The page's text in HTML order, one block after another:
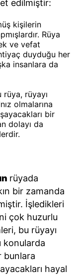
edilmiştir:
kişilerin
Rüya
ve vefat
duyduğu her
insanlara da
rüyayı
olmalarına
bir
dolayı da
rüyada
bir zamanda
İşledikleri
çok huzurlu
bu rüyayı
konularda
bunlara
hayal